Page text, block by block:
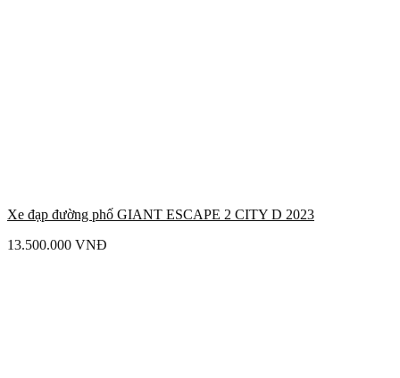
Xe đạp đường phố GIANT ESCAPE 2 CITY D 2023
13.500.000 VNĐ